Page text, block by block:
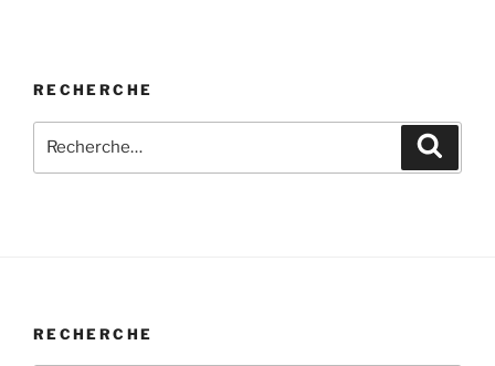
RECHERCHE
pour
RECHERCHE